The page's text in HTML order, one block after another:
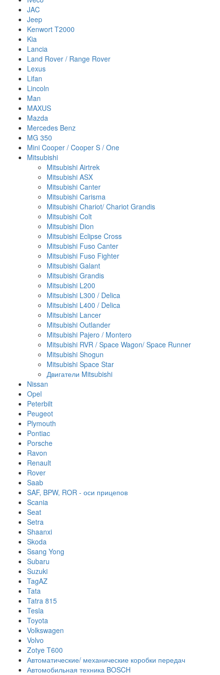
JAC
Jeep
Kenwort T2000
Kia
Lancia
Land Rover / Range Rover
Lexus
Lifan
Lincoln
Man
MAXUS
Mazda
Mercedes Benz
MG 350
Mini Cooper / Cooper S / One
Mitsubishi
Mitsubishi Airtrek
Mitsubishi ASX
Mitsubishi Canter
Mitsubishi Carisma
Mitsubishi Chariot/ Chariot Grandis
Mitsubishi Colt
Mitsubishi Dion
Mitsubishi Eclipse Cross
Mitsubishi Fuso Canter
Mitsubishi Fuso Fighter
Mitsubishi Galant
Mitsubishi Grandis
Mitsubishi L200
Mitsubishi L300 / Delica
Mitsubishi L400 / Delica
Mitsubishi Lancer
Mitsubishi Outlander
Mitsubishi Pajero / Montero
Mitsubishi RVR / Space Wagon/ Space Runner
Mitsubishi Shogun
Mitsubishi Space Star
Двигатели Mitsubishi
Nissan
Opel
Peterbilt
Peugeot
Plymouth
Pontiac
Porsche
Ravon
Renault
Rover
Saab
SAF, BPW, ROR - оси прицепов
Scania
Seat
Setra
Shaanxi
Skoda
Ssang Yong
Subaru
Suzuki
TagAZ
Tata
Tatra 815
Tesla
Toyota
Volkswagen
Volvo
Zotye T600
Автоматические/ механические коробки передач
Автомобильная техника BOSCH